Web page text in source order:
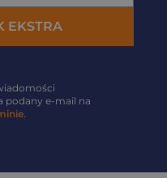
EKSTRA
podany e-mail na
.